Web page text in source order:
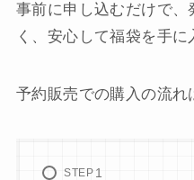
事前に申し込むだけで
く、安心して福袋を手に
予約販売での購入の流れ
STEP